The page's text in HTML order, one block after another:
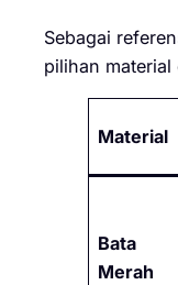
Sebagai
pilihan
Material
Bata
Merah